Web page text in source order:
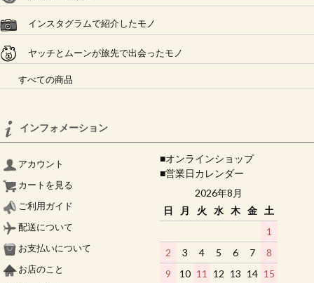
インスタグラムで紹介したモノ
ヤッチとムーンが旅先で出会ったモノ
すべての商品
インフォメーション
アカウント
カートを見る
ご利用ガイド
配送について
お支払いについて
お店のこと
■オンラインショップ
■営業日カレンダー
2026年8月
日
月 火 水 木 金
土
1
2
3 4 5 6 7
8
9
10 11 12 13 14 15